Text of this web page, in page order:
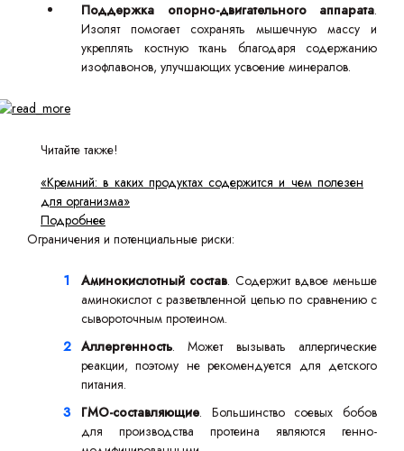
Поддержка опорно-двигательного аппарата.
Изолят помогает сохранять мышечную массу и
укреплять костную ткань благодаря содержанию
изофлавонов, улучшающих усвоение минералов.
Читайте также!
«Кремний: в каких продуктах содержится и чем полезен
для организма»
Подробнее
Ограничения и потенциальные риски:
Аминокислотный состав. Содержит вдвое меньше
аминокислот с разветвленной цепью по сравнению с
сывороточным протеином.
Аллергенность. Может вызывать аллергические
реакции, поэтому не рекомендуется для детского
питания.
ГМО-составляющие. Большинство соевых бобов
для производства протеина являются генно-